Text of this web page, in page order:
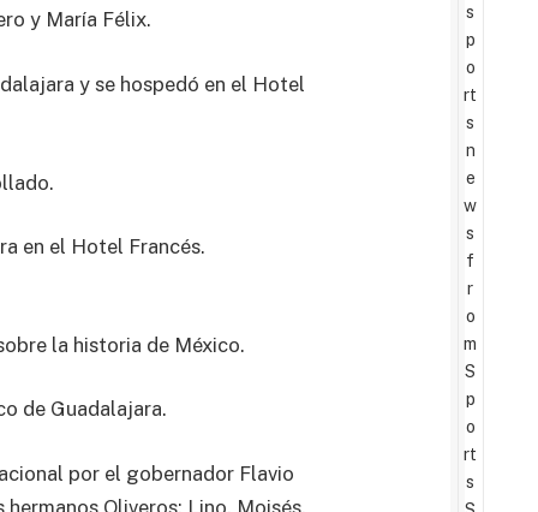
y María Félix.
y se hospedó en el Hotel
en el Hotel Francés.
la historia de México.
de Guadalajara.
por el gobernador Flavio
Oliveros: Lino, Moisés,
s
p
o
rt
s
n
e
w
s
f
r
o
m
S
p
o
rt
s